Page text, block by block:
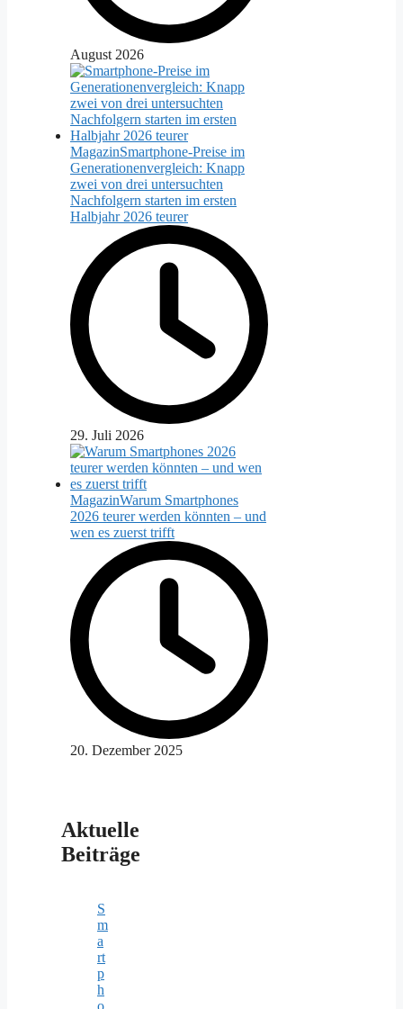
August 2026
MagazinSmartphone-Preise im
Generationenvergleich: Knapp
zwei von drei untersuchten
Nachfolgern starten im ersten
Halbjahr 2026 teurer
29. Juli 2026
MagazinWarum Smartphones
2026 teurer werden könnten – und
wen es zuerst trifft
20. Dezember 2025
Aktuelle
Beiträge
S
m
a
rt
p
h
o